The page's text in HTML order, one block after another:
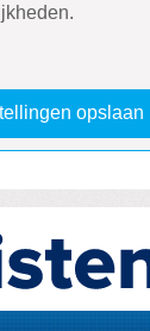
opslaan